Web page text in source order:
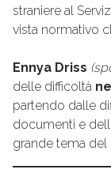
straniere al
vista normativo
Ennya Driss
delle difficoltà
partendo dalle
documenti e
grande tema del